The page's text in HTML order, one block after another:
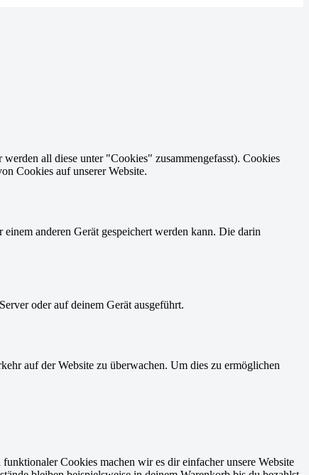
all diese unter "Cookies" zusammengefasst). Cookies
Cookies auf unserer Website.
anderen Gerät gespeichert werden kann. Die darin
oder auf deinem Gerät ausgeführt.
auf der Website zu überwachen. Um dies zu ermöglichen
Cookies machen wir es dir einfacher unsere Website